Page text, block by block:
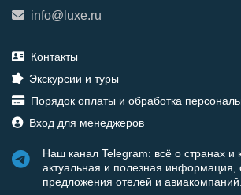
info@luxe.ru
Контакты
Экскурсии и туры
Порядок оплаты и обработка
Вход для менеджеров
Наш канал Telegram: всё о странах и
актуальная и полезная информация,
предложения отелей и авиакомпаний.